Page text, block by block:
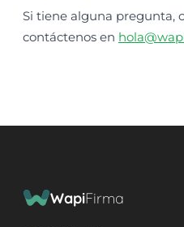
Si tiene alguna pregunta,
contáctenos en
WapiFirma